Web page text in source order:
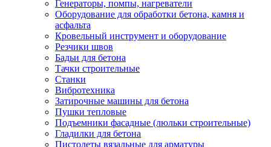
Генераторы, помпы, нагреватели
Оборудование для обработки бетона, камня и
асфальта
Кровельный инструмент и оборудование
Резчики швов
Бадьи для бетона
Тачки строительные
Станки
Вибротехника
Затирочные машины для бетона
Пушки тепловые
Подъемники фасадные (люльки строительные)
Гладилки для бетона
Пистолеты вязальные для арматуры